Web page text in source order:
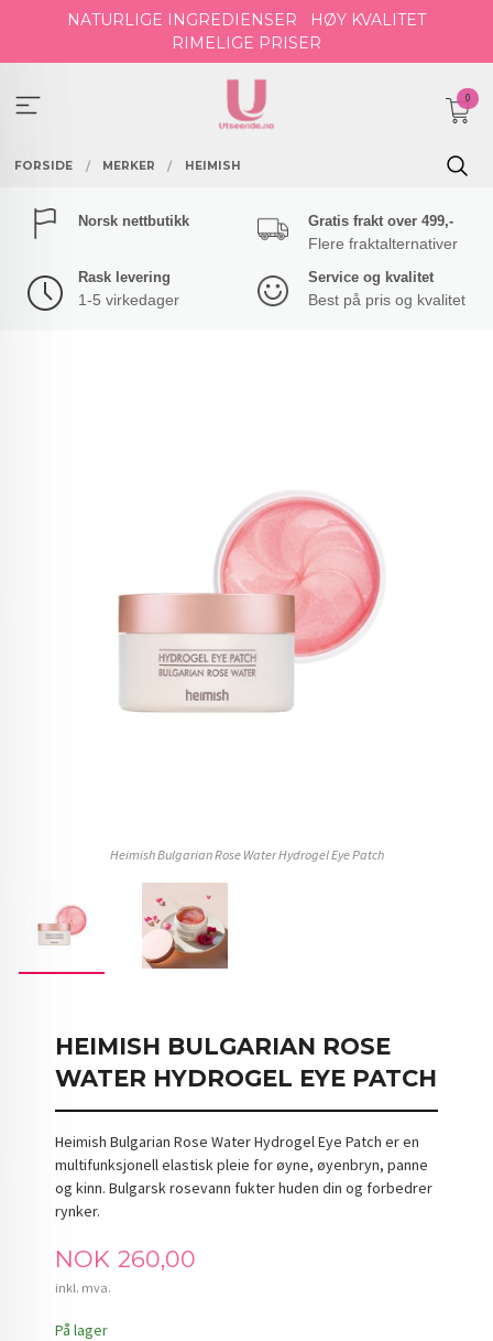
NATURLIGE INGREDIENSER
HØY KVALITET
RIMELIGE PRISER
0
FORSIDE MERKER HEIMISH
Norsk nettbutikk Gratis frakt over 499,-
Flere fraktalternativer
Rask levering
1-5 virkedager
Service og kvalitet
Best på pris og kvalitet
Heimish Bulgarian Rose Water Hydrogel Eye Patch
HEIMISH BULGARIAN ROSE
WATER HYDROGEL EYE PATCH
Heimish Bulgarian Rose Water Hydrogel Eye Patch er en
multifunksjonell elastisk pleie for øyne, øyenbryn, panne
og kinn. Bulgarsk rosevann fukter huden din og forbedrer
rynker.
Pris
NOK 260,00
inkl. mva.
På lager